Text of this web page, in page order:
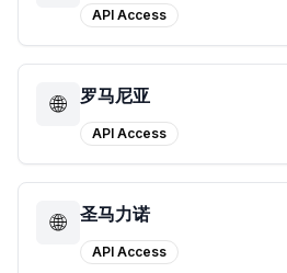
API Access
🌐 罗马尼亚
API Access
🌐 圣马力诺
API Access